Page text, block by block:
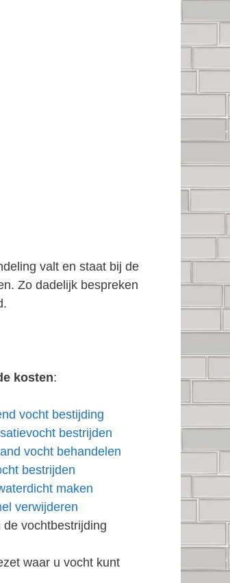
valt en staat bij de
Zo dadelijk bespreken
kosten:
vocht bestijding
bestrijden
vocht behandelen
bestrijden
maken
verwijderen
vochtbestrijding
waar u vocht kunt